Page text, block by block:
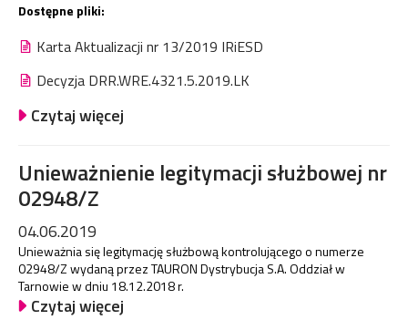
Dostępne pliki:
Karta Aktualizacji nr 13/2019 IRiESD
Decyzja DRR.WRE.4321.5.2019.LK
Czytaj więcej
Unieważnienie legitymacji służbowej nr
02948/Z
04.06.2019
Unieważnia się legitymację służbową kontrolującego o numerze
02948/Z wydaną przez TAURON Dystrybucja S.A. Oddział w
Tarnowie w dniu 18.12.2018 r.
Czytaj więcej